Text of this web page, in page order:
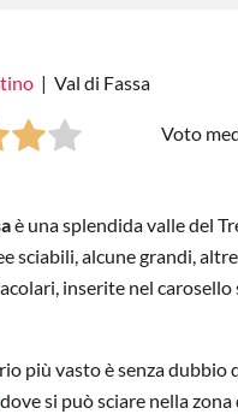
Val di Fassa
Voto
è una splendida valle del
sciabili, alcune grandi,
inserite nel carosello
più vasto è senza dubbio
dove si può sciare nella zona